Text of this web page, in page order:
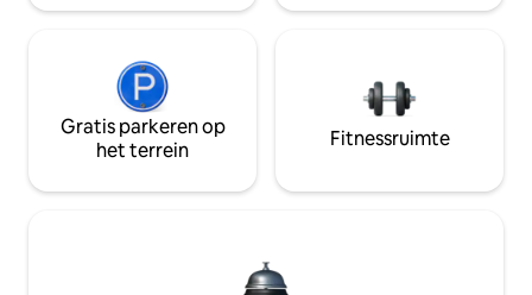
Gratis parkeren op
het terrein
Fitnessruimte